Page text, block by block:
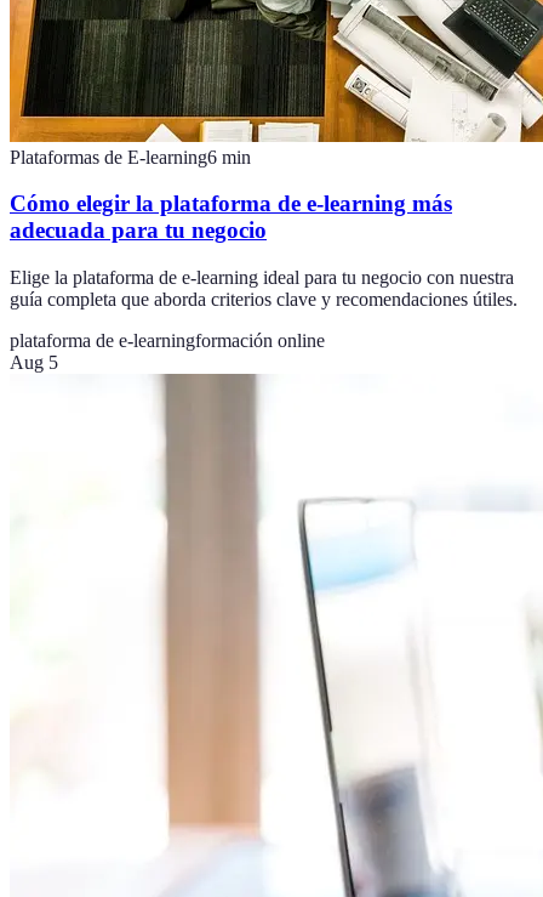
Plataformas de E-learning6 min
Cómo elegir la plataforma de e-learning más
adecuada para tu negocio
Elige la plataforma de e-learning ideal para tu negocio con nuestra
guía completa que aborda criterios clave y recomendaciones útiles.
plataforma de e-learningformación online
Aug 5